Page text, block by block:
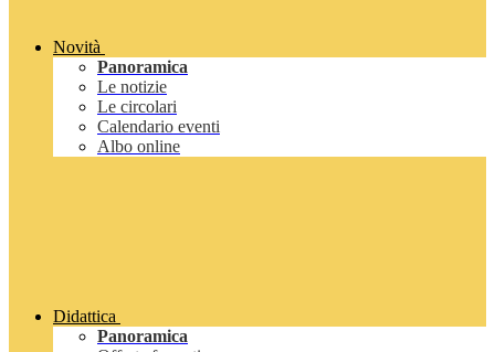
Novità
Panoramica
Le notizie
Le circolari
Calendario eventi
Albo online
Didattica
Panoramica